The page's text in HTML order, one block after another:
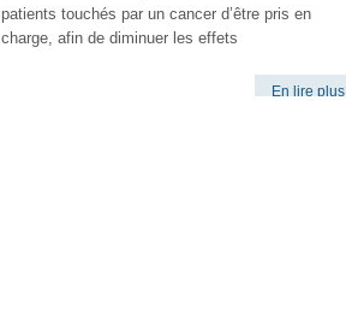
patients touchés par un cancer d’être pris en
charge, afin de diminuer les effets
En lire plus